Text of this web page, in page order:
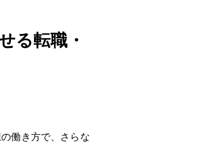
る転職・
働き方で、さらな